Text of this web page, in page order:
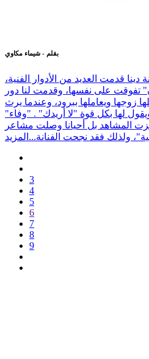
بقلم - شيماء مكاوي
دينا قدمت العديد من الأدوار الفنية،
على نفسها، وقدمت لنا دور
زوجها ويعاملها ببرود، وعندما يرث
لها بكل قوة "لا أريدك" . "وفاء"
المشاهد بل أحيانا وصلت مشاعر
ولذلك فقد نجحت الفنانة... المزيد
3
4
5
6
7
8
9